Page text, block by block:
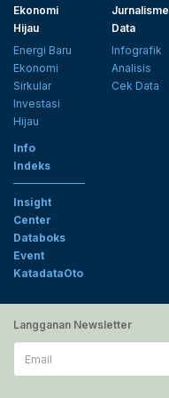
Ekonomi
Hijau
Energi Baru
Ekonomi
Sirkular
Investasi
Hijau
Jurnalisme
Data
Infografik
Analisis
Cek Data
Info
Indeks
Insight
Center
Databoks
Event
KatadataOto
Langganan Newsletter
Email